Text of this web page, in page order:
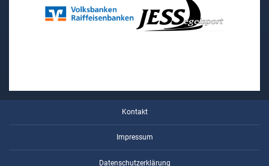
Kontakt
Impressum
Datenschutzerklärung